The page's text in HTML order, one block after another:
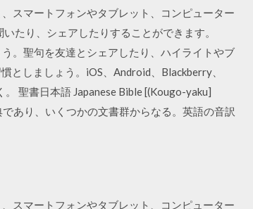
スマートフォンやタブレット、コンピューター
たり、シェアしたりすることができます。
。聖句を友達とシェアしたり、ハイライトやブ
としましょう。iOS、Android、Blackberry、
聖書日本語 Japanese Bible [(Kougo-yaku]
あり、いくつかの文書群からなる。英語の音訳
スマートフォンやタブレット、コンピューター